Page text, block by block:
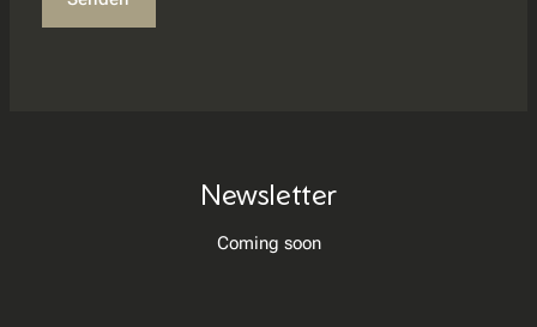
Newsletter
Coming soon